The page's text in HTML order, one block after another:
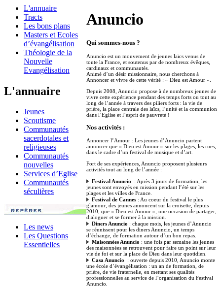
L'annuaire
Tracts
Les bons plans
Masters et Ecoles
d’évangélisation
Théologie de la
Nouvelle
Evangélisation
L'annuaire
Jeunes
Scoutisme
Communautés
sacerdotales et
religieuses
Communautés
nouvelles
Services d’Eglise
Communautés
séculières
Les news
Les Questions
Essentielles
Anuncio
Qui sommes-nous ?
Anuncio est un mouvement de jeunes laïcs venus de
toute la France, et soutenus par de nombreux évêques,
cardinaux et communautés.
Animé d’un désir missionnaire, nous cherchons à
Annoncer et vivre de cette vérité : « Dieu est Amour ».
Depuis 2008, Anuncio propose à de nombreux jeunes de
vivre cette expérience pendant des temps forts ou tout au
long de l’année à travers des piliers forts : la vie de
prière, la place centrale des laïcs, l’unité et la communion
dans l’Eglise et l’esprit de pauvreté !
Nos activités :
Annoncer l’Amour : Les jeunes d’Anuncio partent
annoncer que « Dieu est Amour » sur les plages, les rues,
dans le cadre d’un festival de musique et d’art.
Fort de ses expériences, Anuncio proposent plusieurs
activités tout au long de l’année :
Festival Anuncio
: Après 3 jours de formation, les
jeunes sont envoyés en mission pendant l’été sur les
plages et les villes de France.
Festival de Cannes : Au coeur du festival le plus
glamour, des jeunes annoncent sur la croisette, depuis
2010, que « Dieu est Amour », une occasion de partager,
dialoguer et se former à la mission.
Diners Anuncio : chaque mois, les jeunes d’Anuncio
se réunissent pour les diners Anuncio, un temps
d’échange, de formation autour d’un bon repas.
Maisonnées Anuncio : une fois par semaine les jeunes
des maisonnées se retrouvent pour faire un point sur leur
vie de foi et sur la place de Dieu dans leur quotidien.
Casa Anuncio
: ouverte depuis 2010, Anuncio monte
une école d’évangélisation : un an de formation, de
prière, de vie fraternelle, en mettant ses qualités
professionnelles au service de l’organisation du Festival
Anuncio.